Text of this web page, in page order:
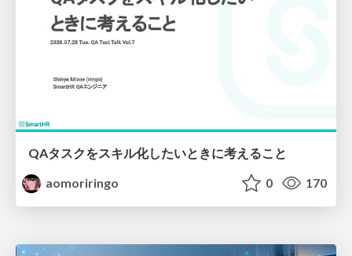
QAタスクをスキル化したいときに考えること
aomoriringo
0 170